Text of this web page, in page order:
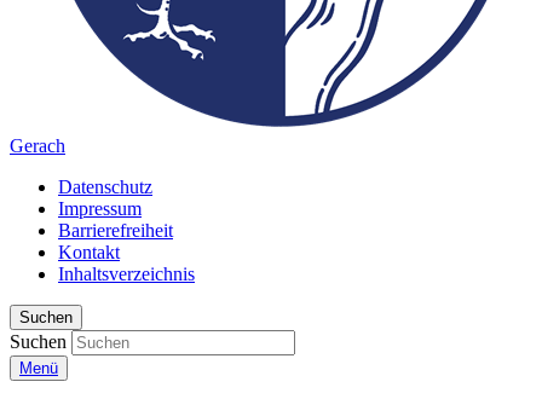
Gerach
Datenschutz
Impressum
Barrierefreiheit
Kontakt
Inhaltsverzeichnis
Suchen
Suchen
Menü